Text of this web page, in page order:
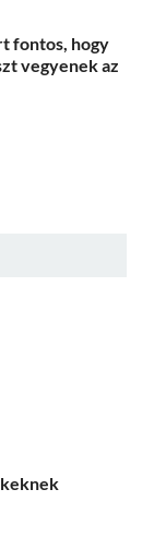
fontos, hogy
vegyenek az